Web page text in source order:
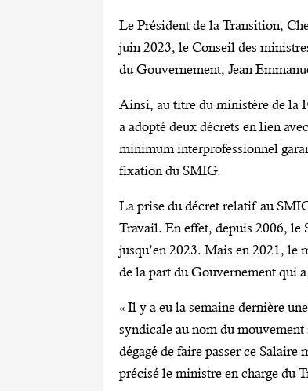
Le Président de la Transition,
juin 2023, le Conseil des
du Gouvernement, Jean
Ainsi, au titre du ministère de la
a adopté deux décrets en lien
minimum interprofessionnel
fixation du SMIG.
La prise du décret relatif au
Travail. En effet, depuis 2006, le
jusqu’en 2023. Mais en 2021, le
de la part du Gouvernement qui
« Il y a eu la semaine dernière
syndicale au nom du
dégagé de faire passer ce
précisé le ministre en charge du